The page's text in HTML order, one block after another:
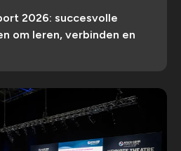
2026: succesvolle
om leren, verbinden en